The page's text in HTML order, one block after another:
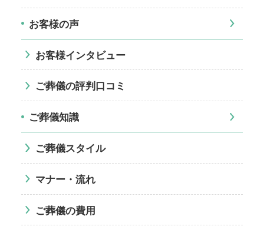
お客様の声
お客様インタビュー
ご葬儀の評判口コミ
ご葬儀知識
ご葬儀スタイル
マナー・流れ
ご葬儀の費用